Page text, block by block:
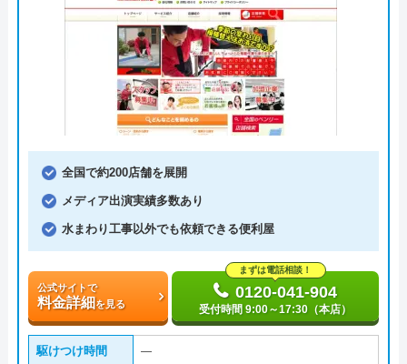
全国で約200店舗を展開
メディア出演実績多数あり
水まわり工事以外でも依頼できる便利屋
公式サイトで
料金詳細を見る
まずは電話相談！
0120-041-904
受付時間 9:00～17:30（本店）
駆けつけ時間 ―